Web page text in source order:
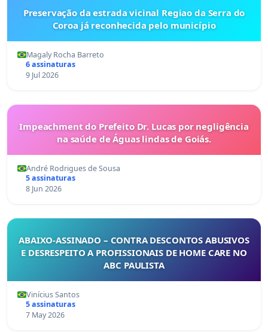
Preservação da estrada vicinal Regiao da Serra do
Coroa já reconhecida pelo município
Magaly Rocha Barreto
6 assinaturas
9 Jul 2026
Impeachment do Prefeito Dr. Lucas por negligência
na saúde de Águas lindas de Goiás.
André Rodrigues de Sousa
5 assinaturas
8 Jun 2026
ABAIXO-ASSINADO – CONTRA DESCONTOS ABUSIVOS
E DESRESPEITO A PROFISSIONAIS DE HOME CARE NO
ABC PAULISTA
Vinícius Santos
5 assinaturas
7 May 2026